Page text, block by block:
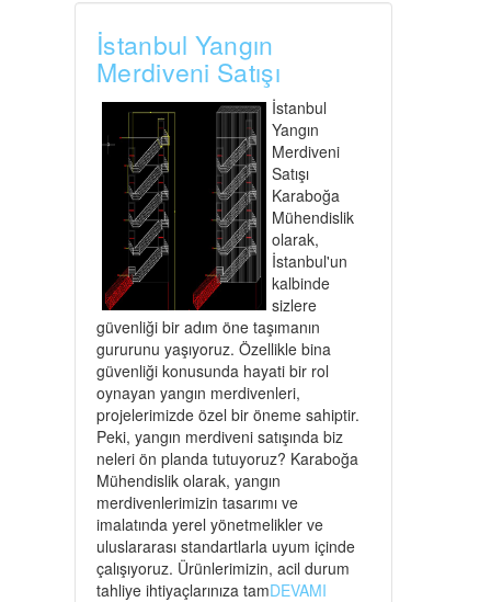
İstanbul Yangın
Merdiveni Satışı
İstanbul
Yangın
Merdiveni
Satışı
Karaboğa
Mühendislik
olarak,
İstanbul'un
kalbinde
sizlere
güvenliği bir adım öne taşımanın
gururunu yaşıyoruz. Özellikle bina
güvenliği konusunda hayati bir rol
oynayan yangın merdivenleri,
projelerimizde özel bir öneme sahiptir.
Peki, yangın merdiveni satışında biz
neleri ön planda tutuyoruz? Karaboğa
Mühendislik olarak, yangın
merdivenlerimizin tasarımı ve
imalatında yerel yönetmelikler ve
uluslararası standartlarla uyum içinde
çalışıyoruz. Ürünlerimizin, acil durum
tahliye ihtiyaçlarınıza tamDEVAMI